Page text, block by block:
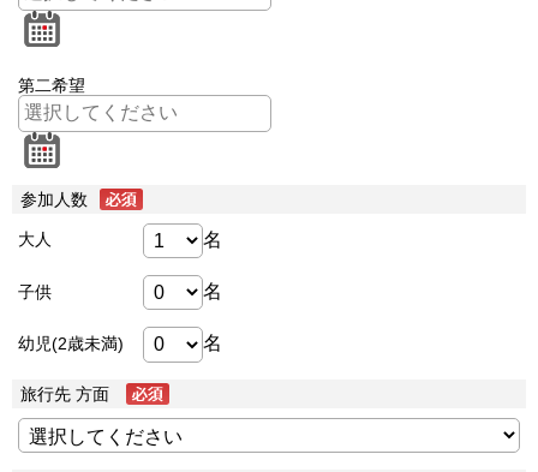
第二希望
参加人数
大人 名
子供 名
幼児(2歳未満) 名
旅行先 方面